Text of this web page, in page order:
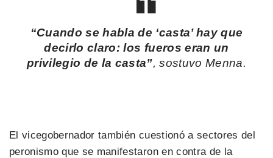
“Cuando se habla de ‘casta’ hay que
decirlo claro: los fueros eran un
privilegio de la casta”, sostuvo Menna.
El vicegobernador también cuestionó a sectores del
peronismo que se manifestaron en contra de la